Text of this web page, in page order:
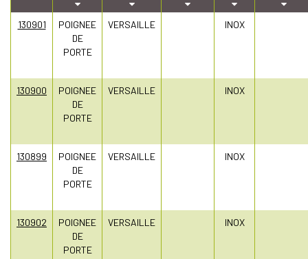
130901
POIGNEE
DE
PORTE
VERSAILLE INOX
130900
POIGNEE
DE
PORTE
VERSAILLE INOX
130899
POIGNEE
DE
PORTE
VERSAILLE INOX
130902
POIGNEE
DE
PORTE
VERSAILLE INOX